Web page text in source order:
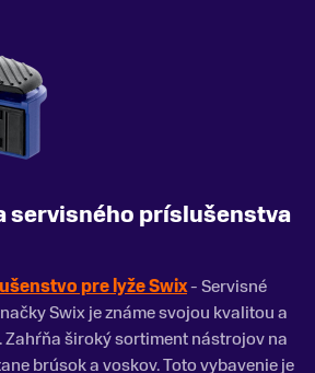
servisného príslušenstva
pre lyže Swix- Servisné
Swix je známe svojou kvalitou a
široký sortiment nástrojov na
brúsok a voskov. Toto vybavenie je